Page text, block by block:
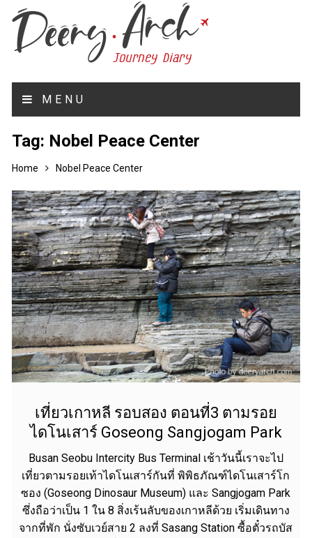
MENU
Tag: Nobel Peace Center
Home Nobel Peace Center
เที่ยวเกาหลี รอบสอง ตอนที่3 ตามรอย
ไดโนเสาร์ Goseong Sangjogam Park
Busan Seobu Intercity Bus Terminal เช้าวันนี้เราจะไป
เที่ยวตามรอยเท้าไดโนเสาร์กันที่ พิพิธภัณฑ์ไดโนเสาร์โก
ซอง (Goseong Dinosaur Museum) และ Sangjogam Park
ซึ่งถือว่าเป็น 1 ใน 8 สิ่งเร้นลับของเกาหลีด้วย เริ่มเดินทาง
จากที่พัก นั่งซับเวย์สาย 2 ลงที่ Sasang Station ซื้อตั๋วรถบัส